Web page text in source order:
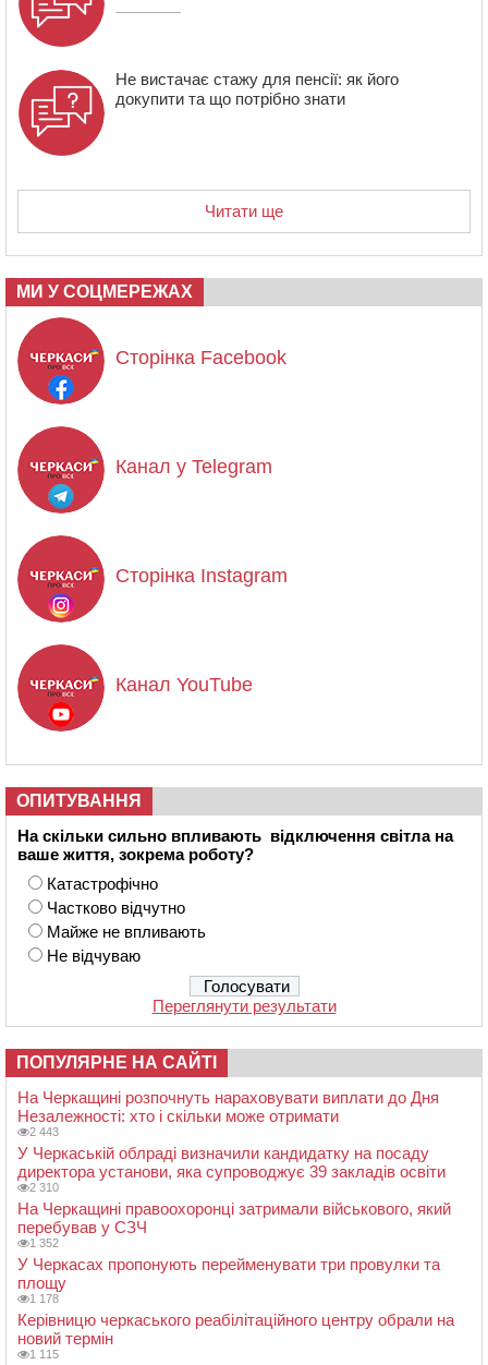
Не вистачає стажу для пенсії: як його
докупити та що потрібно знати
Читати ще
МИ У СОЦМЕРЕЖАХ
Сторінка Facebook
Канал у Telegram
Сторінка Instagram
Канал YouTube
ОПИТУВАННЯ
На скільки сильно впливають відключення світла на
ваше життя, зокрема роботу?
Катастрофічно
Частково відчутно
Майже не впливають
Не відчуваю
Переглянути результати
ПОПУЛЯРНЕ НА САЙТІ
На Черкащині розпочнуть нараховувати виплати до Дня
Незалежності: хто і скільки може отримати
2 443
У Черкаській облраді визначили кандидатку на посаду
директора установи, яка супроводжує 39 закладів освіти
2 310
На Черкащині правоохоронці затримали військового, який
перебував у СЗЧ
1 352
У Черкасах пропонують перейменувати три провулки та
площу
1 178
Керівницю черкаського реабілітаційного центру обрали на
новий термін
1 115